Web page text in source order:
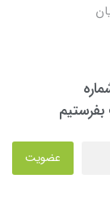
عضویت